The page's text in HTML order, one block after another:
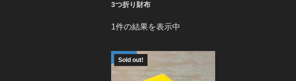
3つ折り財布
1件の結果を表示中
Sold out!